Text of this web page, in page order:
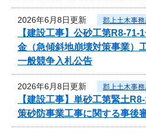
2026年6月8日更新 郡上土木事
【建設工事】公砂工第R8-71-
金（急傾斜地崩壊対策事業）
一般競争入札公告
2026年6月8日更新 郡上土木事
【建設工事】単砂工第緊土
策砂防事業工事に関する事後